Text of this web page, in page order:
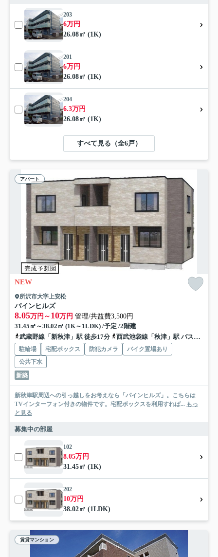
203
6万円
26.08㎡ (1K)
201
6万円
26.08㎡ (1K)
204
6.3万円
26.08㎡ (1K)
すべて見る（全6戸）
アパート
NEW
所沢市大字上安松
パインヒルズ
8.05万円～ 10万円 管理/共益費3,500円
31.45㎡～38.02㎡ (1K～1LDK) /予定 /2階建
武蔵野線「新秋津」駅 徒歩17分
西武池袋線「秋津」駅 バス11分 「上安松」 停歩8分
駐輪場 宅配ボックス 防犯カメラ
バイク置場あり
公共下水
新築
新秋津駅周辺への引っ越しをお考えなら「パインヒルズ」。こちらは
TVインターフォン付きの物件です。宅配ボックスを利用すれば... もっ
と見る
募集中の部屋
102
8.05万円
31.45㎡ (1K)
202
10万円
38.02㎡ (1LDK)
賃貸マンション